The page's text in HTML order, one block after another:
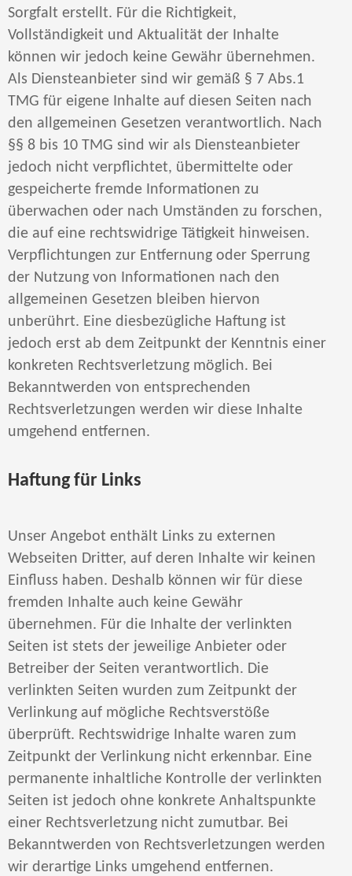
Sorgfalt erstellt. Für die Richtigkeit,
Vollständigkeit und Aktualität der Inhalte
können wir jedoch keine Gewähr übernehmen.
Als Diensteanbieter sind wir gemäß § 7 Abs.1
TMG für eigene Inhalte auf diesen Seiten nach
den allgemeinen Gesetzen verantwortlich. Nach
§§ 8 bis 10 TMG sind wir als Diensteanbieter
jedoch nicht verpflichtet, übermittelte oder
gespeicherte fremde Informationen zu
überwachen oder nach Umständen zu forschen,
die auf eine rechtswidrige Tätigkeit hinweisen.
Verpflichtungen zur Entfernung oder Sperrung
der Nutzung von Informationen nach den
allgemeinen Gesetzen bleiben hiervon
unberührt. Eine diesbezügliche Haftung ist
jedoch erst ab dem Zeitpunkt der Kenntnis einer
konkreten Rechtsverletzung möglich. Bei
Bekanntwerden von entsprechenden
Rechtsverletzungen werden wir diese Inhalte
umgehend entfernen.
Haftung für Links
Unser Angebot enthält Links zu externen
Webseiten Dritter, auf deren Inhalte wir keinen
Einfluss haben. Deshalb können wir für diese
fremden Inhalte auch keine Gewähr
übernehmen. Für die Inhalte der verlinkten
Seiten ist stets der jeweilige Anbieter oder
Betreiber der Seiten verantwortlich. Die
verlinkten Seiten wurden zum Zeitpunkt der
Verlinkung auf mögliche Rechtsverstöße
überprüft. Rechtswidrige Inhalte waren zum
Zeitpunkt der Verlinkung nicht erkennbar. Eine
permanente inhaltliche Kontrolle der verlinkten
Seiten ist jedoch ohne konkrete Anhaltspunkte
einer Rechtsverletzung nicht zumutbar. Bei
Bekanntwerden von Rechtsverletzungen werden
wir derartige Links umgehend entfernen.